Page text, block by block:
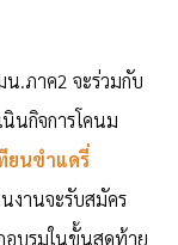
น.ภาค2 จะร่วมกับ
นกิจการโคนม
ยนขำแดรี่
งานจะรับสมัคร
อบรมในขั้นสุดท้าย